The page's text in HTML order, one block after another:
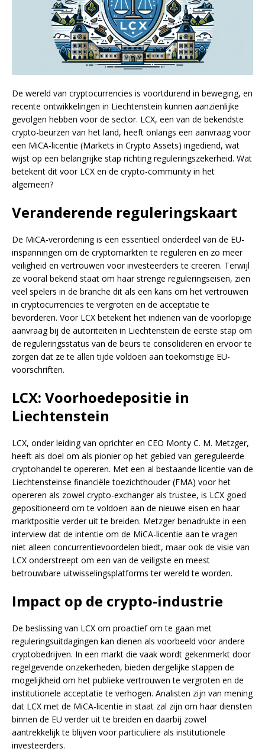
De wereld van cryptocurrencies is voortdurend in beweging, en
recente ontwikkelingen in Liechtenstein kunnen aanzienlijke
gevolgen hebben voor de sector. LCX, een van de bekendste
crypto-beurzen van het land, heeft onlangs een aanvraag voor
een MiCA-licentie (Markets in Crypto Assets) ingediend, wat
wijst op een belangrijke stap richting reguleringszekerheid. Wat
betekent dit voor LCX en de crypto-community in het
algemeen?
Veranderende reguleringskaart
De MiCA-verordening is een essentieel onderdeel van de EU-
inspanningen om de cryptomarkten te reguleren en zo meer
veiligheid en vertrouwen voor investeerders te creëren. Terwijl
ze vooral bekend staat om haar strenge reguleringseisen, zien
veel spelers in de branche dit als een kans om het vertrouwen
in cryptocurrencies te vergroten en de acceptatie te
bevorderen. Voor LCX betekent het indienen van de voorlopige
aanvraag bij de autoriteiten in Liechtenstein de eerste stap om
de reguleringsstatus van de beurs te consolideren en ervoor te
zorgen dat ze te allen tijde voldoen aan toekomstige EU-
voorschriften.
LCX: Voorhoedepositie in
Liechtenstein
LCX, onder leiding van oprichter en CEO Monty C. M. Metzger,
heeft als doel om als pionier op het gebied van gereguleerde
cryptohandel te opereren. Met een al bestaande licentie van de
Liechtensteinse financiële toezichthouder (FMA) voor het
opereren als zowel crypto-exchanger als trustee, is LCX goed
gepositioneerd om te voldoen aan de nieuwe eisen en haar
marktpositie verder uit te breiden. Metzger benadrukte in een
interview dat de intentie om de MiCA-licentie aan te vragen
niet alleen concurrentievoordelen biedt, maar ook de visie van
LCX onderstreept om een van de veiligste en meest
betrouwbare uitwisselingsplatforms ter wereld te worden.
Impact op de crypto-industrie
De beslissing van LCX om proactief om te gaan met
reguleringsuitdagingen kan dienen als voorbeeld voor andere
cryptobedrijven. In een markt die vaak wordt gekenmerkt door
regelgevende onzekerheden, bieden dergelijke stappen de
mogelijkheid om het publieke vertrouwen te vergroten en de
institutionele acceptatie te verhogen. Analisten zijn van mening
dat LCX met de MiCA-licentie in staat zal zijn om haar diensten
binnen de EU verder uit te breiden en daarbij zowel
aantrekkelijk te blijven voor particuliere als institutionele
investeerders.